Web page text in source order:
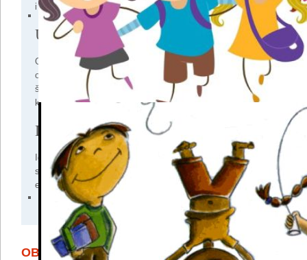
i zadovoljno.
Učenje
Od jaslica, gdje djeca uče kroz svoja
osnovna osjetila, pa do pripreme za
školu, u našem se vrtiću dječje znanje
konstantno dograđuje.
Igra
Igra je osnovna dječja aktivnost kroz koju
svakodnevno potičemo tjelesni,
emocionalni i psihomotorni razvoj djeteta.
OBAVIJEST O UPISIMA!